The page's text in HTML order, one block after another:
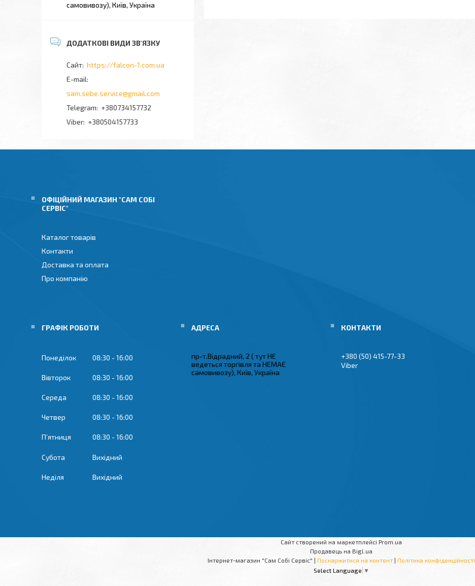
самовивозу), Київ, Україна
https://falcon-1.com.ua
sam.sebe.service@gmail.com
+380734157732
+380504157733
ОФІЦІЙНИЙ МАГАЗИН "САМ СОБІ
СЕРВІС"
Каталог товарів
Контакти
Доставка та оплата
Про компанію
ГРАФІК РОБОТИ
Понеділок 08:30 16:00
Вівторок 08:30 16:00
Середа 08:30 16:00
Четвер 08:30 16:00
Пʼятниця 08:30 16:00
Субота Вихідний
Неділя Вихідний
пр-т.Відрадний, 2 ( тут НЕ
ведеться торгівля та НЕМАЄ
самовивозу), Київ, Україна
+380 (50) 415-77-33
Viber
Сайт створений на маркетплейсі Prom.ua
Продавець на Bigl.ua
Інтернет-магазин "Сам Собі Сервіс" | Поскаржитися на контент | Політика конфіденційності
Select Language ▼